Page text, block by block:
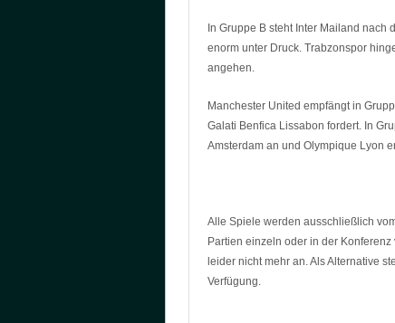
In Gruppe B steht Inter Mailand nach
enorm unter Druck. Trabzonspor
angehen.
Manchester United empfängt in
Galati Benfica Lissabon fordert. In
Amsterdam an und Olympique Lyon
Alle Spiele werden ausschließlich
Partien einzeln oder in der
leider nicht mehr an. Als Alternative
Verfügung.